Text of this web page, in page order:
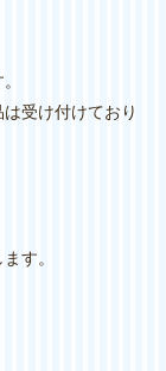
受け付けており
す。